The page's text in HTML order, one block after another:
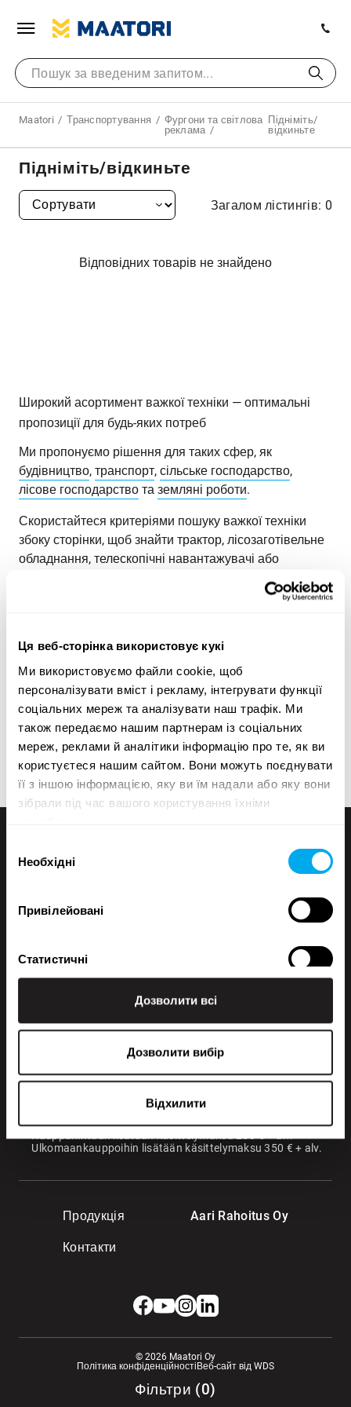
Ця веб-сторінка використовує кукі
Ми використовуємо файли cookie, щоб
персоналізувати вміст і рекламу, інтегрувати функції
соціальних мереж та аналізувати наш трафік. Ми
також передаємо нашим партнерам із соціальних
мереж, реклами й аналітики інформацію про те, як ви
користуєтеся нашим сайтом. Вони можуть поєднувати
її з іншою інформацією, яку ви їм надали або яку вони
зібрали під час вашого користування їхніми
згоди
Необхідні
Привілейовані
Статистичні
Показати подробиці
Дозволити всі
Дозволити вибір
Відхилити
Maatori Транспортування
Фургони та світлова
реклама
Підніміть/
відкиньте
Фільтри (0)
Підніміть/відкиньте
Загалом лістингів: 0
Відповідних товарів не знайдено
Широкий асортимент важкої техніки — оптимальні
пропозиції для будь-яких потреб
Ми пропонуємо рішення для таких сфер, як
будівництво, транспорт, сільське господарство,
лісове господарство та земляні роботи.
Скористайтеся критеріями пошуку важкої техніки
збоку сторінки, щоб знайти трактор, лісозаготівельне
обладнання, телескопічні навантажувачі або
навантажувачі з ковшем типу «зворотна лопата», що
відповідають вашим потребам. Шукайте важку
лістингу або загальною вагою.
Ознайомтеся з асортиментом важкої техніки Maatori
та знайдіть ідеальний продукт для своїх потреб!
Якщо вам не вдається знайти те, що потрібно, ви
завжди можете зв’язатися з нашим відділом
продажів.
Продукція Aari Rahoitus Oy
Контакти
sales@maatori.fi
Maatori Oy
Офіс
KANGASALA
VANTAA
Kauppahintaan lisätään käsittelymaksu 250 € + alv.
Ulkomaankauppoihin lisätään käsittelymaksu 350 € + alv.
© 2026 Maatori Oy
Політика конфіденційностіВеб-сайт від WDS